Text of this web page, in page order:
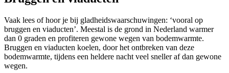
Vaak lees of hoor je bij gladheidswaarschuwingen: ‘vooral op
bruggen en viaducten’. Meestal is de grond in Nederland warmer
dan 0 graden en profiteren gewone wegen van bodemwarmte.
Bruggen en viaducten koelen, door het ontbreken van deze
bodemwarmte, tijdens een heldere nacht veel sneller af dan gewone
wegen.